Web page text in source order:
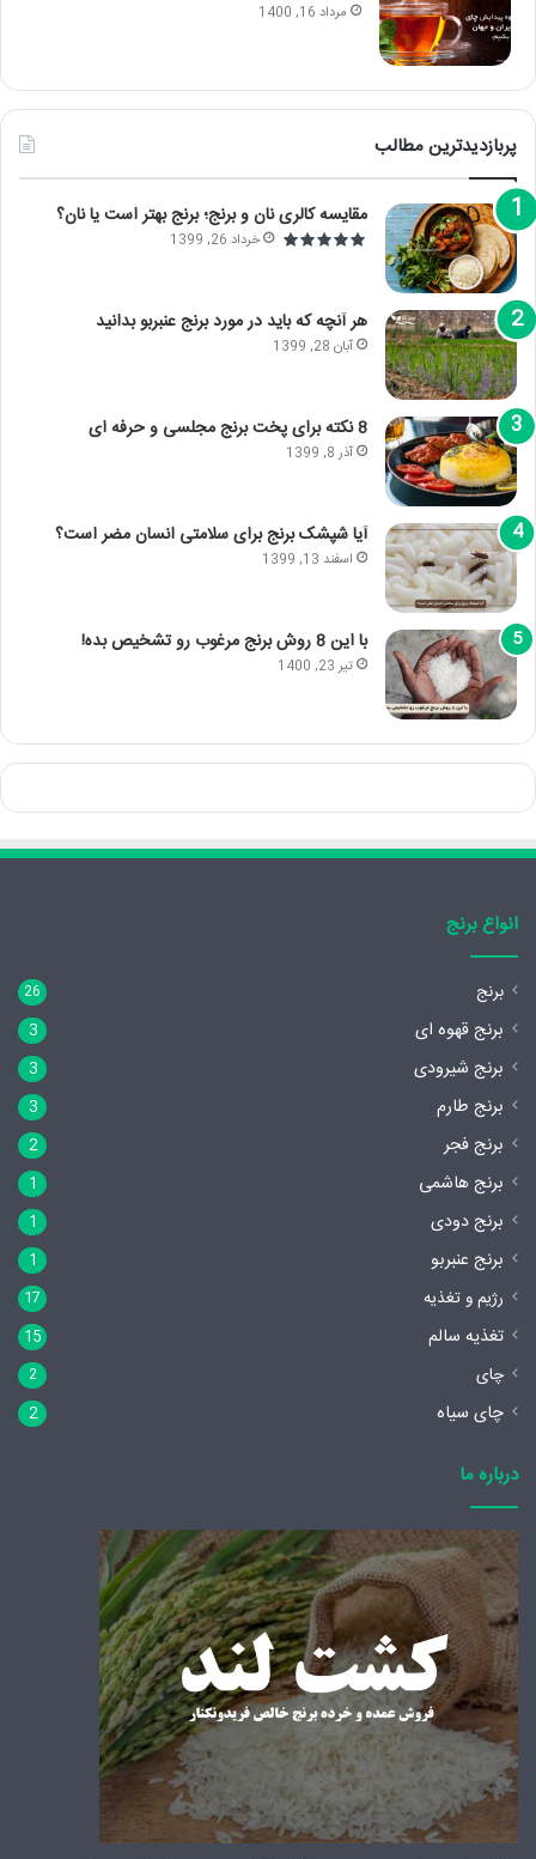
مرداد 16, 1400
پربازدیدترین مطالب
مقایسه کالری نان و برنج؛ برنج بهتر است یا نان؟
خرداد 26, 1399
هر آنچه که باید در مورد برنج عنبربو بدانید
آبان 28, 1399
8 نکته برای پخت برنج مجلسی و حرفه ای
آذر 8, 1399
آیا شپشک برنج برای سلامتی انسان مضر است؟
اسفند 13, 1399
با این 8 روش برنج مرغوب رو تشخیص بده!
تیر 23, 1400
انواع برنج
برنج 26
برنج قهوه ای 3
برنج شیرودی 3
برنج طارم 3
برنج فجر 2
برنج هاشمی 1
برنج دودی 1
برنج عنبربو 1
رژیم و تغذیه 17
تغذیه سالم 15
چای 2
چای سیاه 2
درباره ما